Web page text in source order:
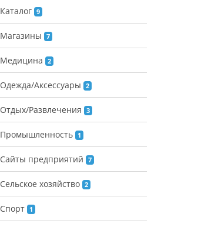
Каталог 9
Магазины 7
Медицина 2
Одежда/Аксессуары 2
Отдых/Развлечения 3
Промышленность 1
Сайты предприятий 7
Сельское хозяйство 2
Спорт 1